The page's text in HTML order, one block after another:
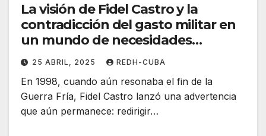
La visión de Fidel Castro y la
contradicción del gasto militar en
un mundo de necesidades
urgentes. Por Manu Pineda
25 ABRIL, 2025 REDH-CUBA
En 1998, cuando aún resonaba el fin de la
Guerra Fría, Fidel Castro lanzó una advertencia
que aún permanece: redirigir…